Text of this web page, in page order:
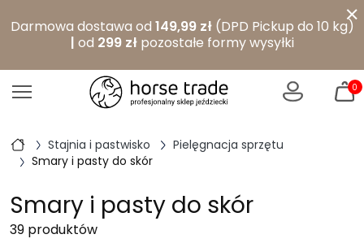
Darmowa dostawa od 149,99 zł(DPD Pickup do 10 kg)
| od 299 złpozostałe formy wysyłki
×
0
Stajnia i pastwisko
Pielęgnacja sprzętu
Smary i pasty do skór
Smary i pasty do skór
39 produktów